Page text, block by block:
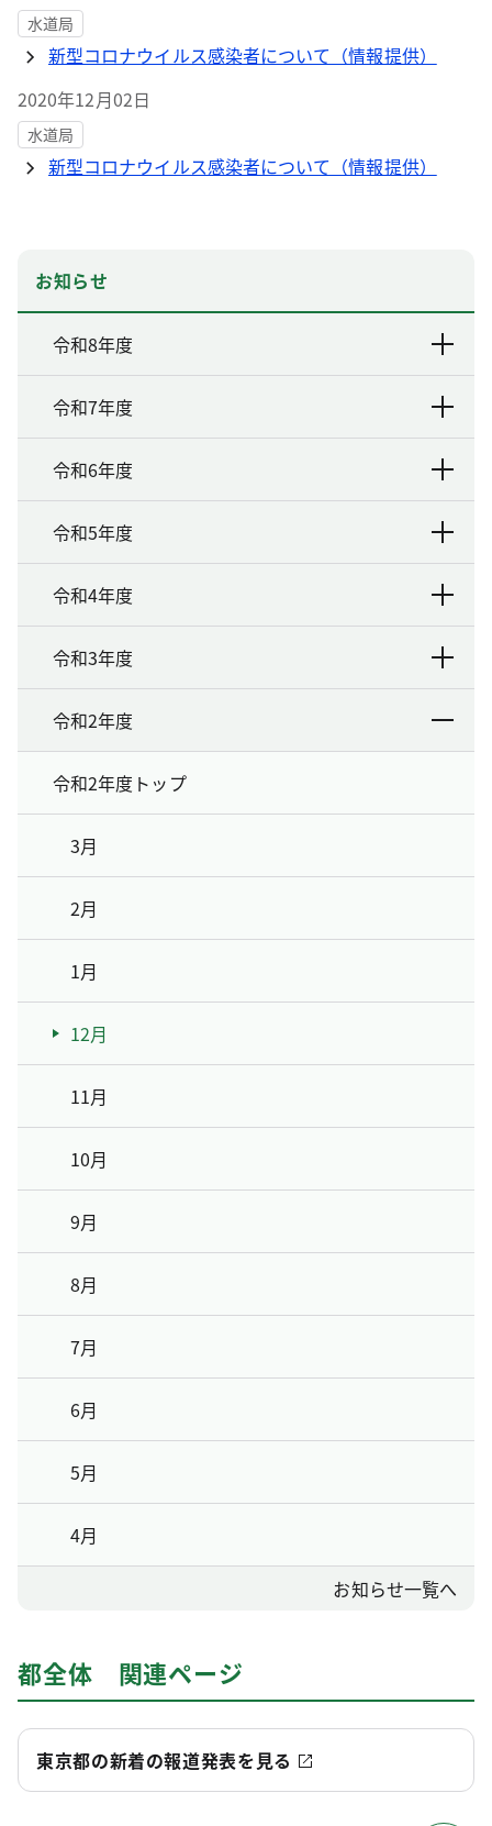
水道局
新型コロナウイルス感染者について（情報提供）
2020年12月02日
水道局
新型コロナウイルス感染者について（情報提供）
お知らせ
令和8年度
令和7年度
令和6年度
令和5年度
令和4年度
令和3年度
令和2年度
令和2年度トップ
3月
2月
1月
12月
11月
10月
9月
8月
7月
6月
5月
4月
お知らせ一覧へ
都全体 関連ページ
東京都の新着の報道発表を見る